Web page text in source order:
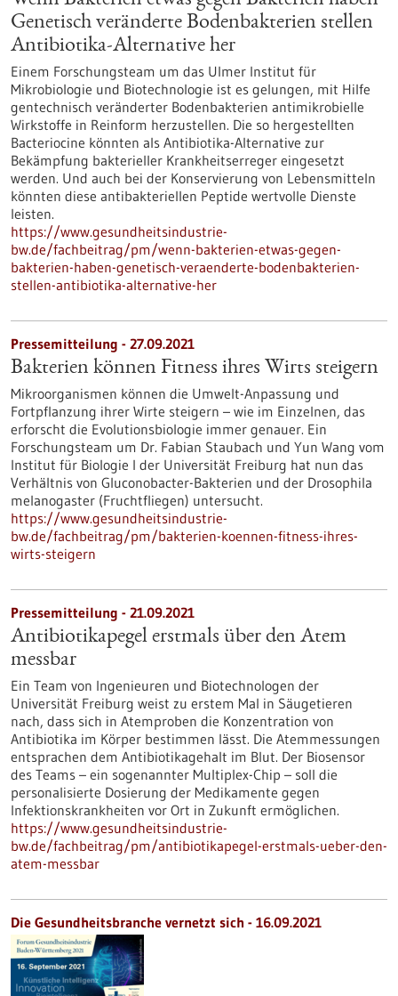
Genetisch veränderte Bodenbakterien stellen
Antibiotika-Alternative her
Einem Forschungsteam um das Ulmer Institut für
Mikrobiologie und Biotechnologie ist es gelungen, mit Hilfe
gentechnisch veränderter Bodenbakterien antimikrobielle
Wirkstoffe in Reinform herzustellen. Die so hergestellten
Bacteriocine könnten als Antibiotika-Alternative zur
Bekämpfung bakterieller Krankheitserreger eingesetzt
werden. Und auch bei der Konservierung von Lebensmitteln
könnten diese antibakteriellen Peptide wertvolle Dienste
leisten.
https://www.gesundheitsindustrie-
bw.de/fachbeitrag/pm/wenn-bakterien-etwas-gegen-
bakterien-haben-genetisch-veraenderte-bodenbakterien-
stellen-antibiotika-alternative-her
Pressemitteilung - 27.09.2021
Bakterien können Fitness ihres Wirts steigern
Mikroorganismen können die Umwelt-Anpassung und
Fortpflanzung ihrer Wirte steigern – wie im Einzelnen, das
erforscht die Evolutionsbiologie immer genauer. Ein
Forschungsteam um Dr. Fabian Staubach und Yun Wang vom
Institut für Biologie I der Universität Freiburg hat nun das
Verhältnis von Gluconobacter-Bakterien und der Drosophila
melanogaster (Fruchtfliegen) untersucht.
https://www.gesundheitsindustrie-
bw.de/fachbeitrag/pm/bakterien-koennen-fitness-ihres-
wirts-steigern
Pressemitteilung - 21.09.2021
Antibiotikapegel erstmals über den Atem
messbar
Ein Team von Ingenieuren und Biotechnologen der
Universität Freiburg weist zu erstem Mal in Säugetieren
nach, dass sich in Atemproben die Konzentration von
Antibiotika im Körper bestimmen lässt. Die Atemmessungen
entsprachen dem Antibiotikagehalt im Blut. Der Biosensor
des Teams – ein sogenannter Multiplex-Chip – soll die
personalisierte Dosierung der Medikamente gegen
Infektionskrankheiten vor Ort in Zukunft ermöglichen.
https://www.gesundheitsindustrie-
bw.de/fachbeitrag/pm/antibiotikapegel-erstmals-ueber-den-
atem-messbar
Die Gesundheitsbranche vernetzt sich - 16.09.2021